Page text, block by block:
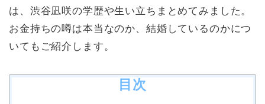
は、渋谷凪咲の学歴や生い立ちまとめてみました。
お金持ちの噂は本当なのか、結婚しているのかにつ
いてもご紹介します。
目次